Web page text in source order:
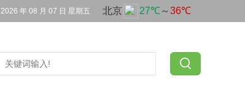
2026 年 08 月 07 日 星期五